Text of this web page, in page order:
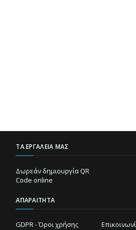
ΤΑ ΕΡΓΑΛΕΊΑ ΜΑΣ
Δωρεάν δημιουργία QR
Code online
ΑΠΑΡΑΊΤΗΤΑ
GDPR - Όροι χρήσης